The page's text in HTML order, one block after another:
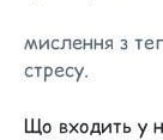
мислення з
стресу.
Що входить у